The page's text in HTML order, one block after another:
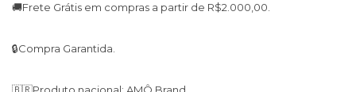
🚚Frete Grátis em compras a partir de R$2.000,00.
🔒Compra Garantida.